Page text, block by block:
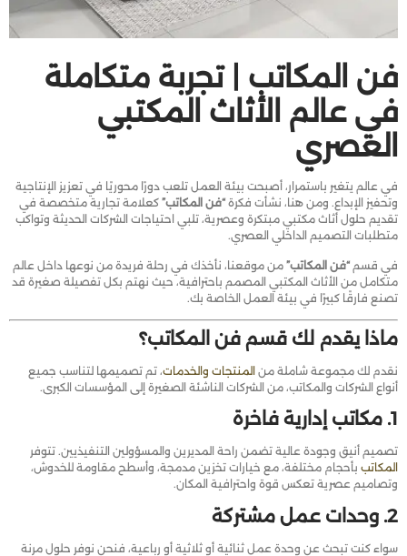
فن المكاتب | تجربة متكاملة
في عالم الأثاث المكتبي
العصري
في عالم يتغير باستمرار، أصبحت بيئة العمل تلعب دورًا محوريًا في تعزيز الإنتاجية
وتحفيز الإبداع. ومن هنا، نشأت فكرة “فن المكاتب” كعلامة تجارية متخصصة في
تقديم حلول أثاث مكتبي مبتكرة وعصرية، تلبي احتياجات الشركات الحديثة وتواكب
متطلبات التصميم الداخلي العصري.
في قسم “فن المكاتب” من موقعنا، نأخذك في رحلة فريدة من نوعها داخل عالم
متكامل من الأثاث المكتبي المصمم باحترافية، حيث نهتم بكل تفصيلة صغيرة قد
تصنع فارقًا كبيرًا في بيئة العمل الخاصة بك.
ماذا يقدم لك قسم فن المكاتب؟
نقدم لك مجموعة شاملة من المنتجات والخدمات، تم تصميمها لتناسب جميع
أنواع الشركات والمكاتب، من الشركات الناشئة الصغيرة إلى المؤسسات الكبرى.
1. مكاتب إدارية فاخرة
تصميم أنيق وجودة عالية تضمن راحة المديرين والمسؤولين التنفيذيين. تتوفر
المكاتب بأحجام مختلفة، مع خيارات تخزين مدمجة، وأسطح مقاومة للخدوش،
وتصاميم عصرية تعكس قوة واحترافية المكان.
2. وحدات عمل مشتركة
سواء كنت تبحث عن وحدة عمل ثنائية أو ثلاثية أو رباعية، فنحن نوفر حلول مرنة